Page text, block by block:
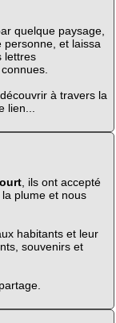
quelque paysage,
et laissa
lettres
à travers la
, ils ont accepté
plume et nous
habitants et leur
souvenirs et